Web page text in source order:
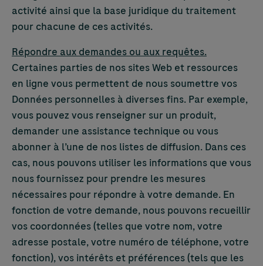
activité ainsi que la base juridique du traitement
pour chacune de ces activités.
Répondre aux demandes ou aux requêtes.
Certaines parties de nos sites Web et ressources
en ligne vous permettent de nous soumettre vos
Données personnelles à diverses fins. Par exemple,
vous pouvez vous renseigner sur un produit,
demander une assistance technique ou vous
abonner à l’une de nos listes de diffusion. Dans ces
cas, nous pouvons utiliser les informations que vous
nous fournissez pour prendre les mesures
nécessaires pour répondre à votre demande. En
fonction de votre demande, nous pouvons recueillir
vos coordonnées (telles que votre nom, votre
adresse postale, votre numéro de téléphone, votre
fonction), vos intérêts et préférences (tels que les